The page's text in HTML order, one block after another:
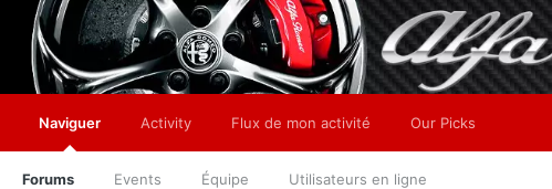
Naviguer
Forums Events Équipe Utilisateurs en ligne
Activity Flux de mon activité Our Picks